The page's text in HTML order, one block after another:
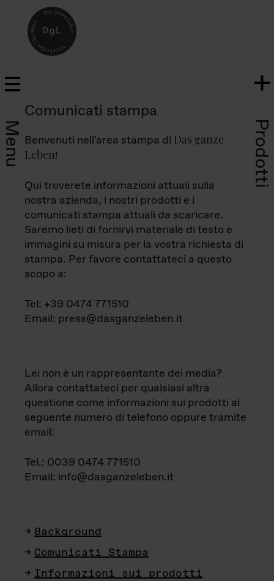
Menu Prodotti
Comunicati stampa
Benvenuti nell'area stampa di Das ganze
Leben!
Qui troverete informazioni attuali sulla
nostra azienda, i nostri prodotti e i
comunicati stampa attuali da scaricare.
Saremo lieti di fornirvi materiale di testo e
immagini su misura per la vostra richiesta di
stampa. Per favore contattateci a questo
scopo a:
Tel: +39 0474 771510
Email: press@dasganzeleben.it
Lei non è un rappresentante dei media?
Allora contattateci per qualsiasi altra
questione come informazioni sui prodotti al
seguente numero di telefono oppure tramite
email:
Tel.: 0039 0474 771510
Email: info@dasganzeleben.it
Background
Comunicati Stampa
Informazioni sui prodotti